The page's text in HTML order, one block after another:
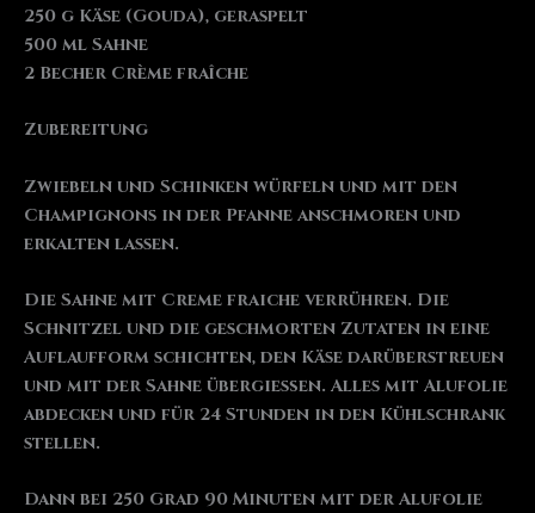
250 g Käse (Gouda), geraspelt
500 ml Sahne
2 Becher Crème fraîche
Zubereitung
Zwiebeln und Schinken würfeln und mit den
Champignons in der Pfanne anschmoren und
erkalten lassen.
Die Sahne mit Creme fraiche verrühren. Die
Schnitzel und die geschmorten Zutaten in eine
Auflaufform schichten, den Käse darüberstreuen
und mit der Sahne übergießen. Alles mit Alufolie
abdecken und für 24 Stunden in den Kühlschrank
stellen.
Dann bei 250 Grad 90 Minuten mit der Alufolie